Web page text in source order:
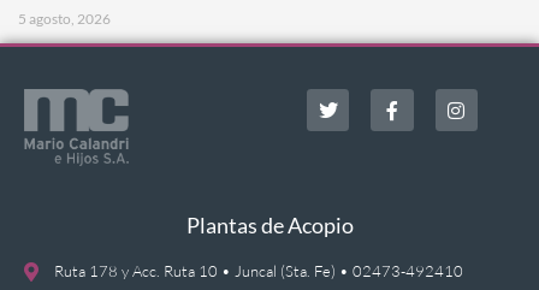
5 agosto, 2026
Plantas de Acopio
Ruta 178 y Acc. Ruta 10 • Juncal (Sta. Fe) • 02473-492410